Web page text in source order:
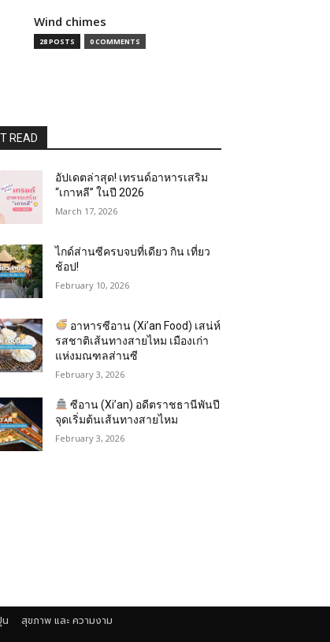
Wind chimes
28 POSTS 0 COMMENTS
READ
อัปเดตล่าสุด! เทรนด์อาหารเสริม
“เกาหลี” ในปี 2026
March 17, 2026
ไกด์ส่านซีครบจบที่เดียว กิน เที่ยว
ช้อป!
February 10, 2026
อาหารซีอาน (Xi’an Food) เสน่ห์
รสชาติเส้นทางสายไหม เมืองเก่า
แห่งมณฑลส่านซี
February 3, 2026
ซีอาน (Xi’an) อดีตราชธานีพันปี
จุดเริ่มต้นเส้นทางสายไหม
February 3, 2026
สุขภาพ และ ความงาม